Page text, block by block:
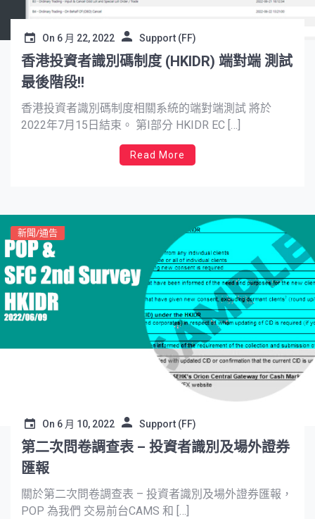
On 6 月 22, 2022 Support (FF)
香港投資者識別碼制度 (HKIDR) 端對端 測試
最後階段!!
香港投資者識別碼制度相關系統的端對端測試 將於
2022年7月15日結束。 第I部分 HKIDR EC […]
Read More
新聞/通告
On 6 月 10, 2022 Support (FF)
第二次問卷調查表 – 投資者識別及場外證券
匯報
關於第二次問卷調查表 – 投資者識別及場外證券匯報，
POP 為我們 交易前台CAMS 和 […]